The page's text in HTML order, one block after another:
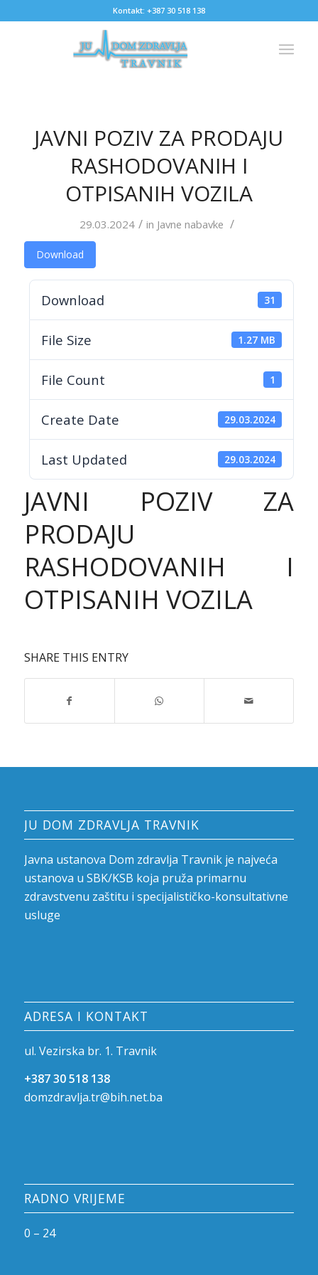
Kontakt: +387 30 518 138
JAVNI POZIV ZA PRODAJU
RASHODOVANIH I
OTPISANIH VOZILA
29.03.2024 / in Javne nabavke /
Download
Download 31
File Size 1.27 MB
File Count 1
Create Date 29.03.2024
Last Updated 29.03.2024
JAVNI POZIV ZA
PRODAJU
RASHODOVANIH I
OTPISANIH VOZILA
SHARE THIS ENTRY
JU DOM ZDRAVLJA TRAVNIK
Javna ustanova Dom zdravlja Travnik je najveća
ustanova u SBK/KSB koja pruža primarnu
zdravstvenu zaštitu i specijalističko-konsultativne
usluge
ADRESA I KONTAKT
ul. Vezirska br. 1. Travnik
+387 30 518 138
domzdravlja.tr@bih.net.ba
RADNO VRIJEME
0 – 24